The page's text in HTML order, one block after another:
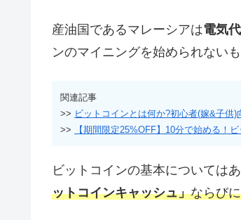
産油国であるマレーシアは電気
ンのマイニングを始められない
関連記事
>> ビットコインとは何か?初心者(嫁&子供
>>
【期間限定25%OFF】10分で始める！
ビットコインの基本については
ットコインキャッシュ」ならびに